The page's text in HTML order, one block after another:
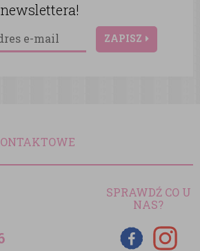
newslettera!
ZAPISZ
SPRAWDŹ CO U
NAS?